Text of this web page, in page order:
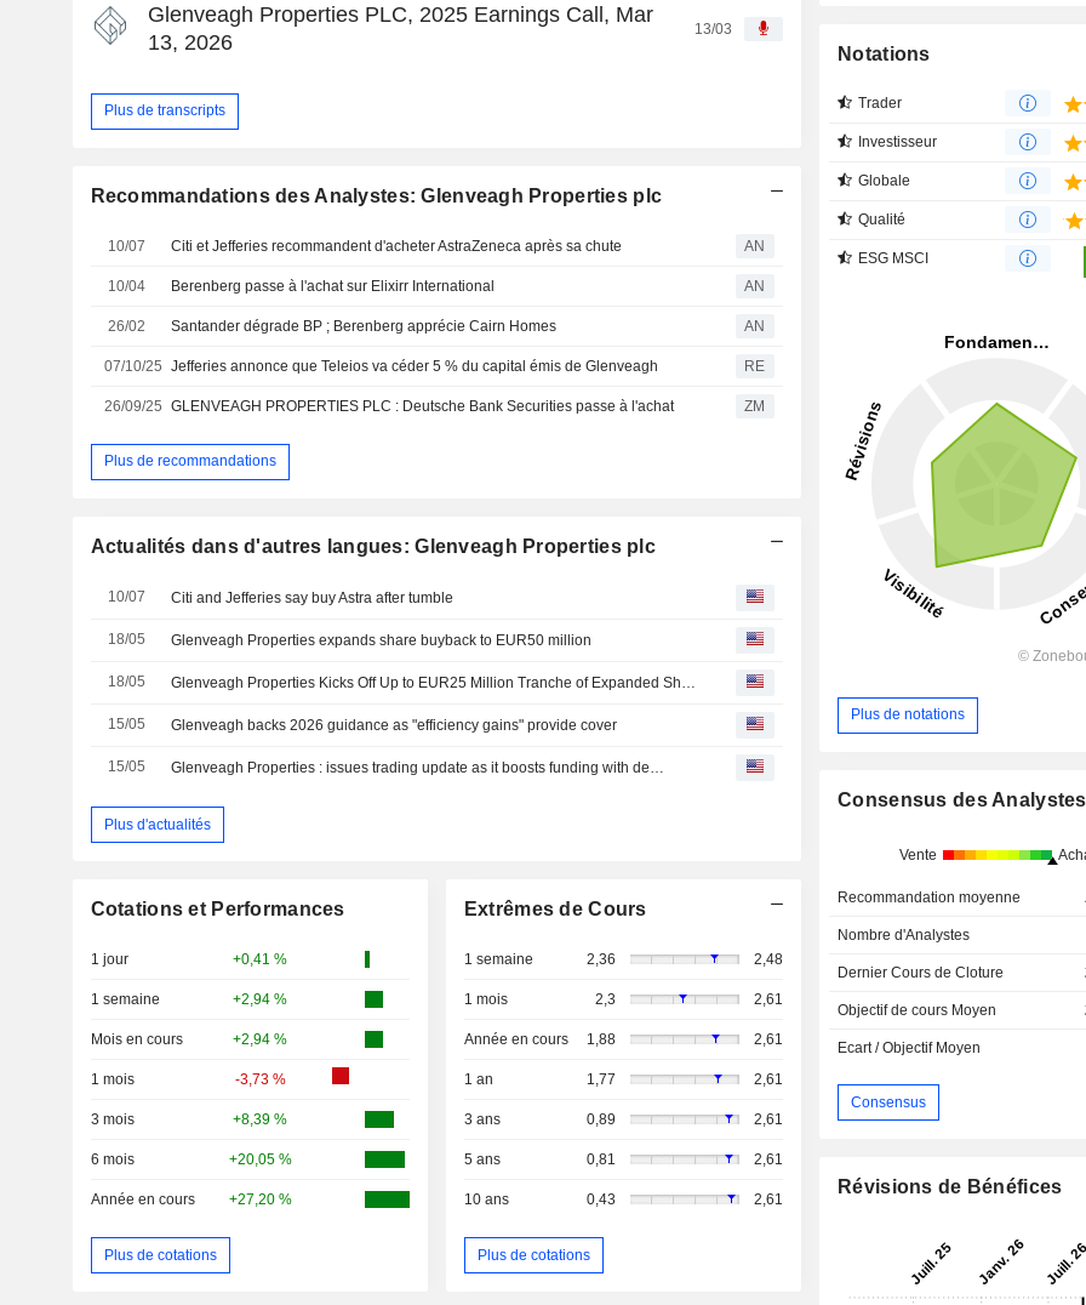
Glenveagh Properties PLC, 2025 Earnings Call, Mar
13, 2026
13/03
Plus de transcripts
Recommandations des Analystes: Glenveagh Properties plc
10/07 Citi et Jefferies recommandent d'acheter AstraZeneca après sa chute AN
10/04 Berenberg passe à l'achat sur Elixirr International AN
26/02 Santander dégrade BP ; Berenberg apprécie Cairn Homes AN
07/10/25 Jefferies annonce que Teleios va céder 5 % du capital émis de Glenveagh RE
26/09/25 GLENVEAGH PROPERTIES PLC : Deutsche Bank Securities passe à l'achat ZM
Plus de recommandations
Actualités dans d'autres langues: Glenveagh Properties plc
10/07 Citi and Jefferies say buy Astra after tumble
18/05 Glenveagh Properties expands share buyback to EUR50 million
18/05 Glenveagh Properties Kicks Off Up to EUR25 Million Tranche of Expanded Share Buyback
15/05 Glenveagh backs 2026 guidance as "efficiency gains" provide cover
15/05 Glenveagh Properties : issues trading update as it boosts funding with de…
Plus d'actualités
Cotations et Performances
1 jour +0,41 %
1 semaine +2,94 %
Mois en cours +2,94 %
1 mois -3,73 %
3 mois +8,39 %
6 mois +20,05 %
Année en cours +27,20 %
Plus de cotations
Extrêmes de Cours
1 semaine 2,36 2,48
1 mois 2,3 2,61
Année en cours 1,88 2,61
1 an 1,77 2,61
3 ans 0,89 2,61
5 ans 0,81 2,61
10 ans 0,43 2,61
Plus de cotations
Notations
Trader
Investisseur
Globale
Qualité
ESG MSCI
Plus de notations
Consensus des Analystes
Vente
Recommandation moyenne
Nombre d'Analystes
Dernier Cours de Cloture
Objectif de cours Moyen
Ecart / Objectif Moyen
Consensus
Révisions de Bénéfices